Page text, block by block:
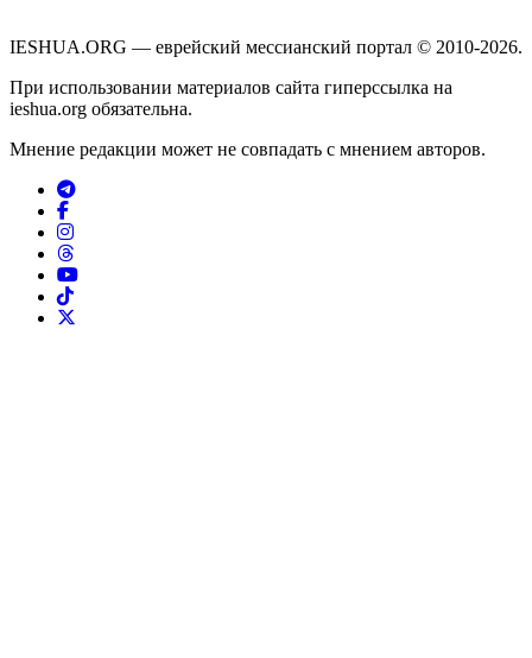
IESHUA.ORG — еврейский мессианский портал © 2010-2026.
При использовании материалов сайта гиперссылка на
ieshua.org обязательна.
Мнение редакции может не совпадать с мнением авторов.